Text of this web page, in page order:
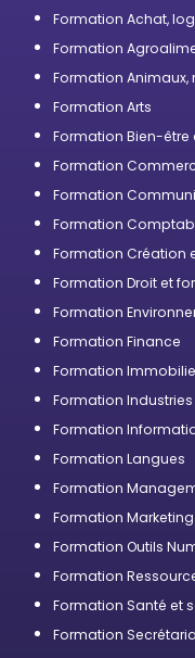
Formation Achat,
Formation
Formation Animaux,
Formation Arts
Formation Bien-être
Formation
Formation
Formation
Formation Création
Formation Droit et
Formation
Formation Finance
Formation
Formation Industries
Formation
Formation Langues
Formation
Formation
Formation Outils
Formation
Formation Santé et
Formation